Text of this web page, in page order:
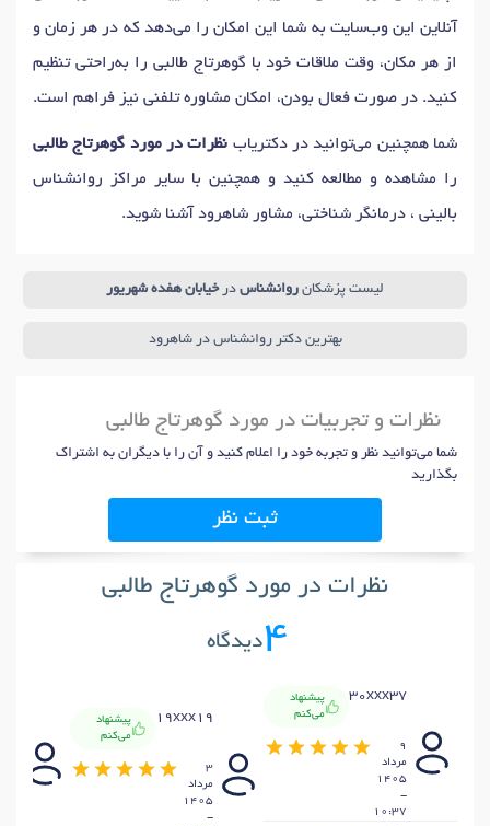
آنلاین این وب‌سایت به شما این امکان را می‌دهد که در هر زمان و
از هر مکان، وقت ملاقات خود با گوهرتاج طالبی را به‌راحتی تنظیم
کنید. در صورت فعال بودن، امکان مشاوره تلفنی نیز فراهم است.
شما همچنین می‌توانید در دکتریاب نظرات در مورد گوهرتاج طالبی
را مشاهده و مطالعه کنید و همچنین با سایر مراکز روانشناس
بالینی ، درمانگر شناختی، مشاور شاهرود آشنا شوید.
لیست پزشکان روانشناس درخیابان هفده شهریور
بهترین دکتر روانشناس در شاهرود
نظرات و تجربیات در مورد گوهرتاج طالبی
شما می‌توانید نظر و تجربه خود را اعلام کنید و آن را با دیگران به اشتراک
بگذارید
ثبت نظر
نظرات در مورد گوهرتاج طالبی
4دیدگاه
30xxx37
پیشنهاد
می‌کنم
9
مرداد
1405
-
10:37
19xxx19
پیشنهاد
می‌کنم
3
مرداد
1405
-